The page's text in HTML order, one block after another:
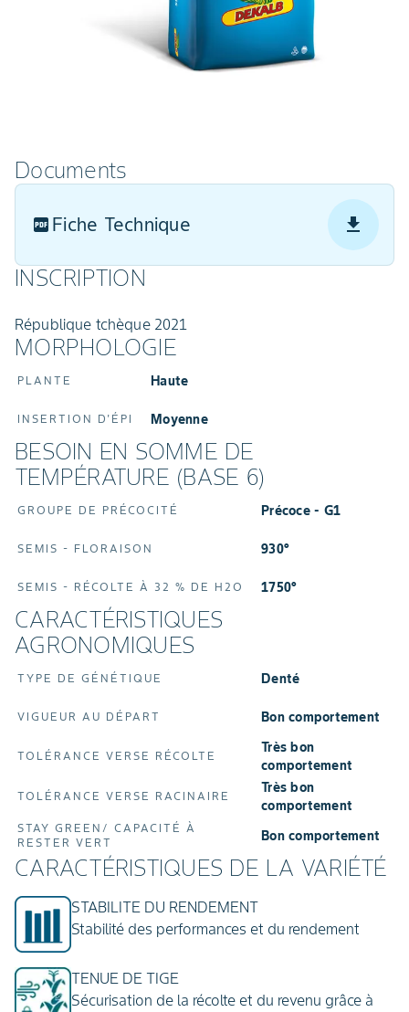
Documents
Fiche Technique
INSCRIPTION
République tchèque 2021
MORPHOLOGIE
PLANTE Haute
INSERTION D'ÉPI Moyenne
BESOIN EN SOMME DE
TEMPÉRATURE (BASE 6)
GROUPE DE PRÉCOCITÉ Précoce - G1
SEMIS - FLORAISON 930°
SEMIS - RÉCOLTE À 32 % DE H2O 1750°
CARACTÉRISTIQUES
AGRONOMIQUES
TYPE DE GÉNÉTIQUE Denté
VIGUEUR AU DÉPART Bon comportement
TOLÉRANCE VERSE RÉCOLTE
Très bon
comportement
TOLÉRANCE VERSE RACINAIRE
Très bon
comportement
STAY GREEN/ CAPACITÉ À
RESTER VERT
Bon comportement
CARACTÉRISTIQUES DE LA VARIÉTÉ
STABILITE DU RENDEMENT
Stabilité des performances et du rendement
TENUE DE TIGE
Sécurisation de la récolte et du revenu grâce à